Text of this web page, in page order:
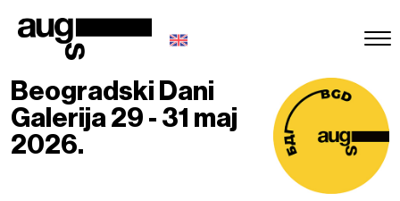
Beogradski Dani
Galerija 29 - 31 maj
2026.